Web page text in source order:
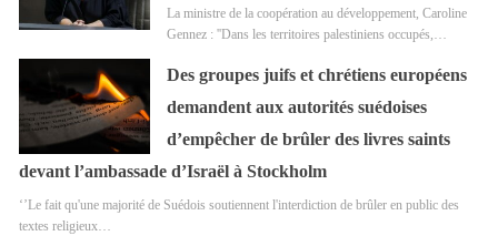
La ministre de la coopération au développement, Caroline
Gennez : ''Dans les territoires palestiniens occupés,…
Des groupes juifs et chrétiens européens
demandent aux autorités suédoises
d’empêcher de brûler des livres saints
devant l’ambassade d’Israël à Stockholm
‘’Le fait qu'une majorité de Suédois soutiennent l'interdiction de brûler en public des
textes religieux…